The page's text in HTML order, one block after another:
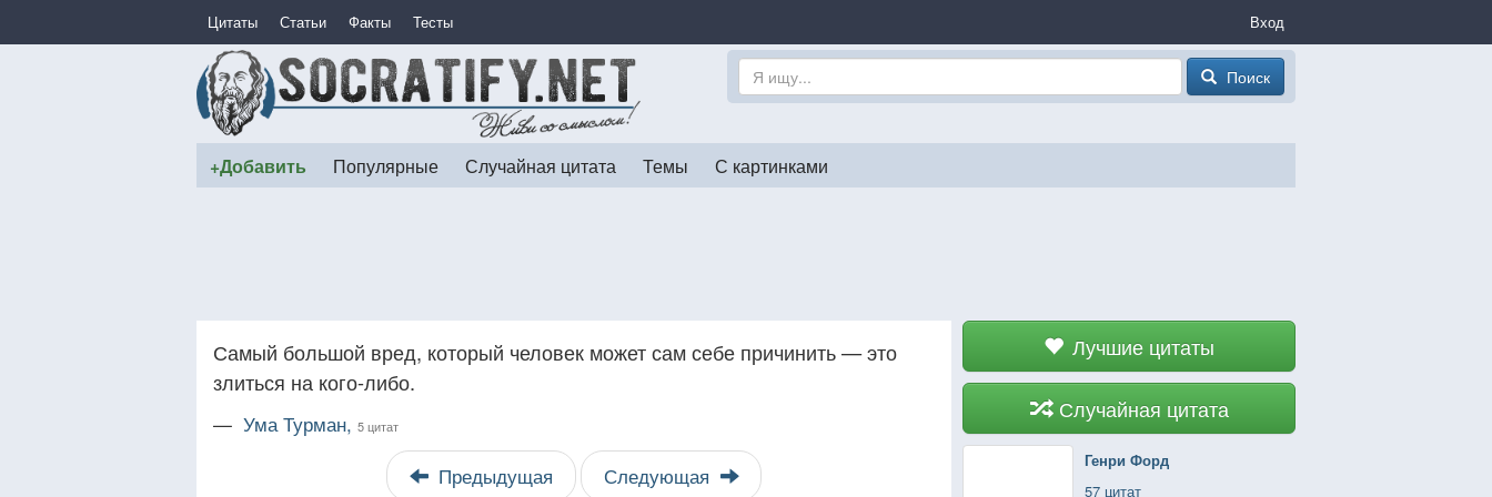
Цитаты Статьи Факты Тесты Вход
Поиск
+Добавить Популярные Случайная цитата Темы С картинками
Лучшие цитаты
Случайная цитата
Генри Форд
57 цитат
Самый большой вред, который человек может сам себе причинить — это
злиться на кого-либо.
— Ума Турман, 5 цитат
Предыдущая Следующая